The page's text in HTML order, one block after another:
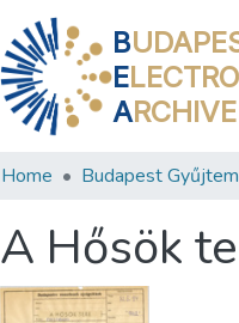
B
E
ARCHIVE
Home Budapest
A Hősök